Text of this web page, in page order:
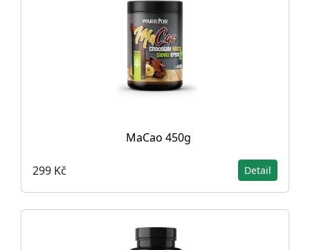
MaCao 450g
299 Kč Detail